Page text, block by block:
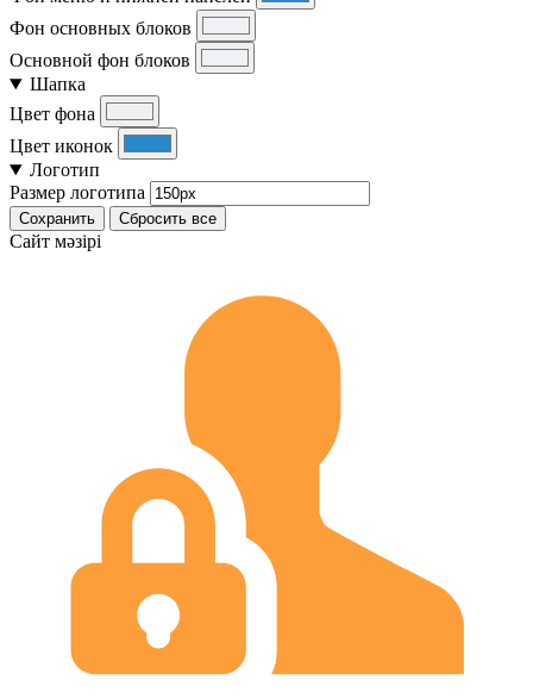
Фон основных блоков
Основной фон блоков
Шапка
Цвет фона
Цвет иконок
Логотип
Размер логотипа
Сохранить Сбросить все
Cайт мәзірі